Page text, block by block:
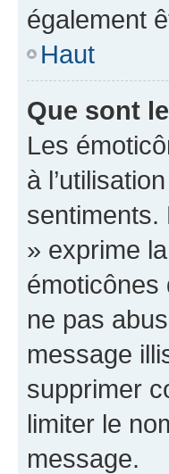
également
Haut
Que sont
Les
à
sentiments.
» exprime
émoticônes
ne pas
message
supprimer
limiter le
message.